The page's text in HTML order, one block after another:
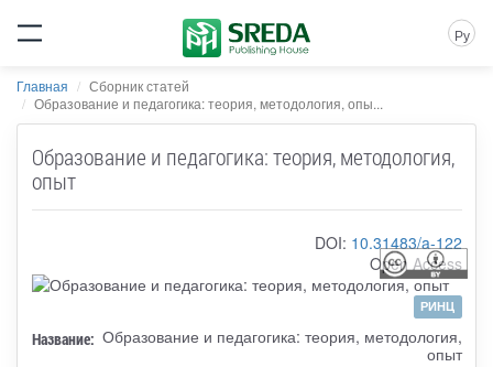
Ру
Главная
Сборник статей
Образование и педагогика: теория, методология, опы...
Образование и педагогика: теория, методология,
опыт
DOI: 10.31483/a-122
Open Access
РИНЦ
Название: Образование и педагогика: теория, методология,
опыт